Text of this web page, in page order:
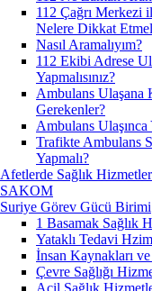
112 Çağrı Merkezi
Nelere Dikkat
Nasıl Aramalıyım?
112 Ekibi Adrese
Yapmalısınız?
Ambulans Ulaşana
Gerekenler?
Ambulans Ulaşınca
Trafikte Ambulans
Yapmalı?
Afetlerde Sağlık
SAKOM
Suriye Görev Gücü Birimi
1 Basamak Sağlık
Yataklı Tedavi
İnsan Kaynakları
Çevre Sağlığı
Acil Sağlık